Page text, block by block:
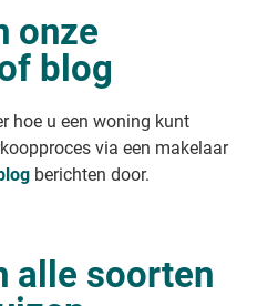
onze
blog
hoe u een woning kunt
via een makelaar
blog berichten door.
alle soorten